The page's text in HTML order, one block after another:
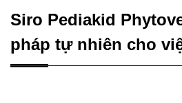
Siro Pediakid
pháp tự nhiên cho